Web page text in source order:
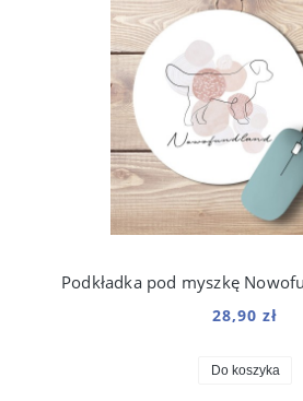
28,90 zł
Do koszyka